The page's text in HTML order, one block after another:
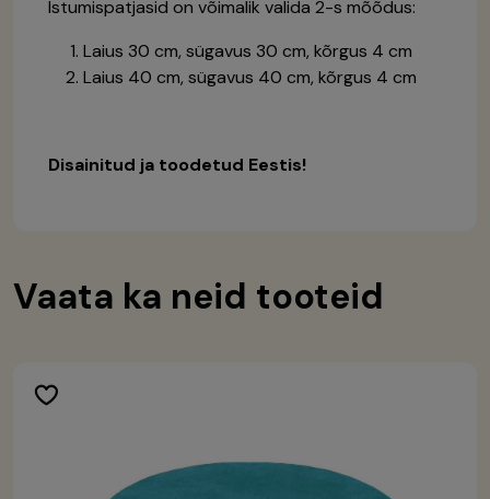
Istumispatjasid on võimalik valida 2-s mõõdus:
Laius 30 cm, sügavus 30 cm, kõrgus 4 cm
Laius 40 cm, sügavus 40 cm, kõrgus 4 cm
Disainitud ja toodetud Eestis!
Vaata ka neid tooteid